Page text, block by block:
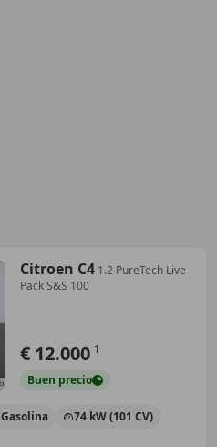
Citroen C4 1.2 PureTech Live
Pack S&S 100
€ 12.000 1
Buen precio
Gasolina 74 kW (101 CV)